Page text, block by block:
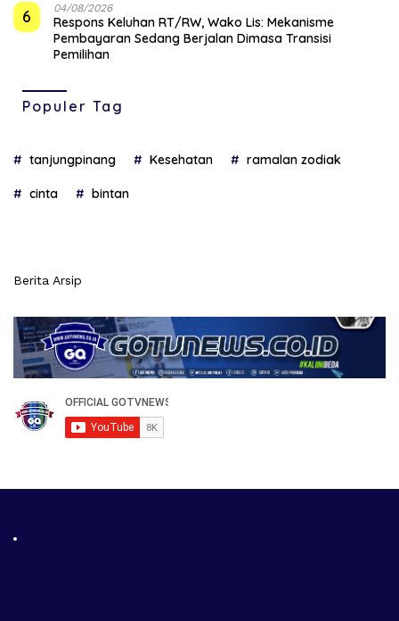
6 04/08/2026
‎Respons Keluhan RT/RW, Wako Lis: Mekanisme
Pembayaran Sedang Berjalan Dimasa Transisi
Pemilihan
Populer Tag
tanjungpinang Kesehatan ramalan zodiak
cinta bintan
Berita Arsip